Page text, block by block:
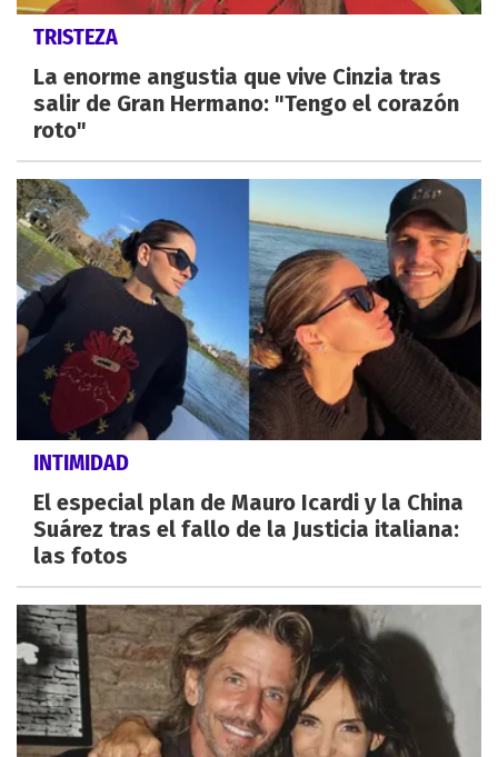
TRISTEZA
La enorme angustia que vive Cinzia tras
salir de Gran Hermano: "Tengo el corazón
roto"
INTIMIDAD
El especial plan de Mauro Icardi y la China
Suárez tras el fallo de la Justicia italiana:
las fotos